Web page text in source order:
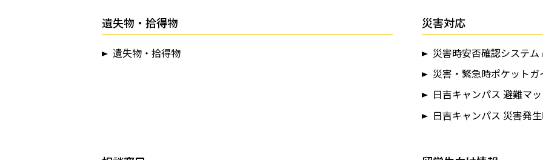
遺失物・拾得物
遺失物・拾得物
災害対応
災害時安否確認システム
災害・緊急時ポケットガ
日吉キャンパス 避難マ
日吉キャンパス 災害発